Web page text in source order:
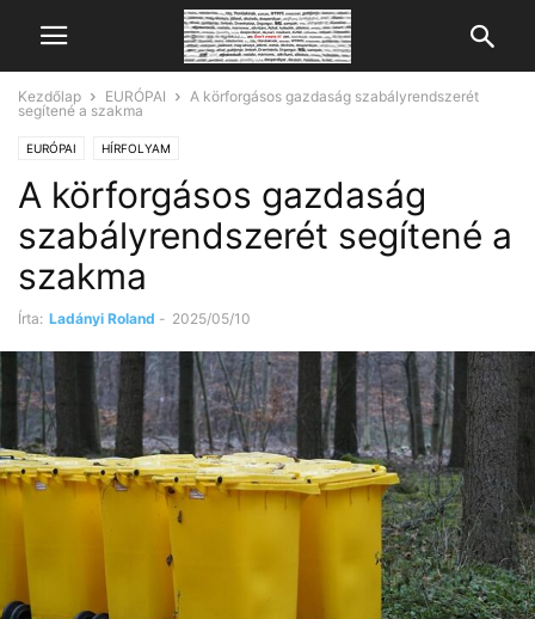
Kezdőlap EURÓPAI
A körforgásos gazdaság szabályrendszerét
segítené a szakma
EURÓPAI HÍRFOLYAM
A körforgásos gazdaság
szabályrendszerét segítené a
szakma
Írta: Ladányi Roland - 2025/05/10